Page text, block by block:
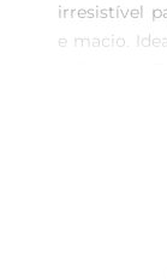
irresistível
e macio.
para